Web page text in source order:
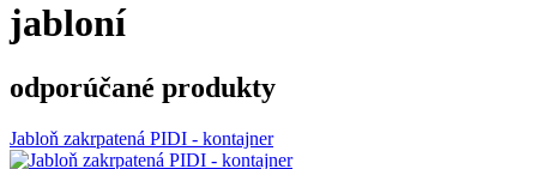
jabloní
odporúčané produkty
Jabloň zakrpatená PIDI - kontajner